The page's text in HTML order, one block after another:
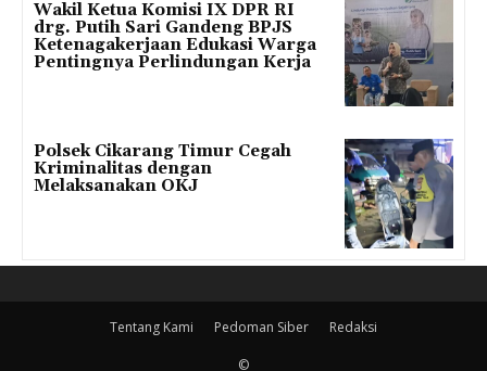
Wakil Ketua Komisi IX DPR RI
drg. Putih Sari Gandeng BPJS
Ketenagakerjaan Edukasi Warga
Pentingnya Perlindungan Kerja
Polsek Cikarang Timur Cegah
Kriminalitas dengan
Melaksanakan OKJ
Tentang Kami Pedoman Siber Redaksi
©